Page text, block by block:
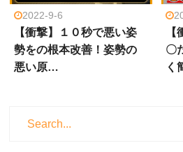
2022-9-6
【衝撃】１０秒で悪い姿
勢をの根本改善！姿勢の
悪い原…
〇
く